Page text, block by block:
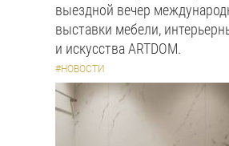
выездной вечер
выставки мебели,
и искусства ARTDOM.
#НОВОСТИ